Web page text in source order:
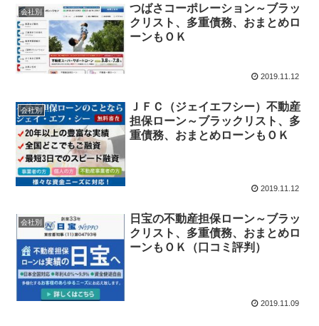
会社別
つばさコーポレーション～ブラッ
クリスト、多重債務、おまとめロ
ーンもＯＫ
2019.11.12
会社別
ＪＦＣ（ジェイエフシー）不動産
担保ローン～ブラックリスト、多
重債務、おまとめローンもＯＫ
2019.11.12
会社別
日宝の不動産担保ローン～ブラッ
クリスト、多重債務、おまとめロ
ーンもＯＫ（口コミ評判）
2019.11.09